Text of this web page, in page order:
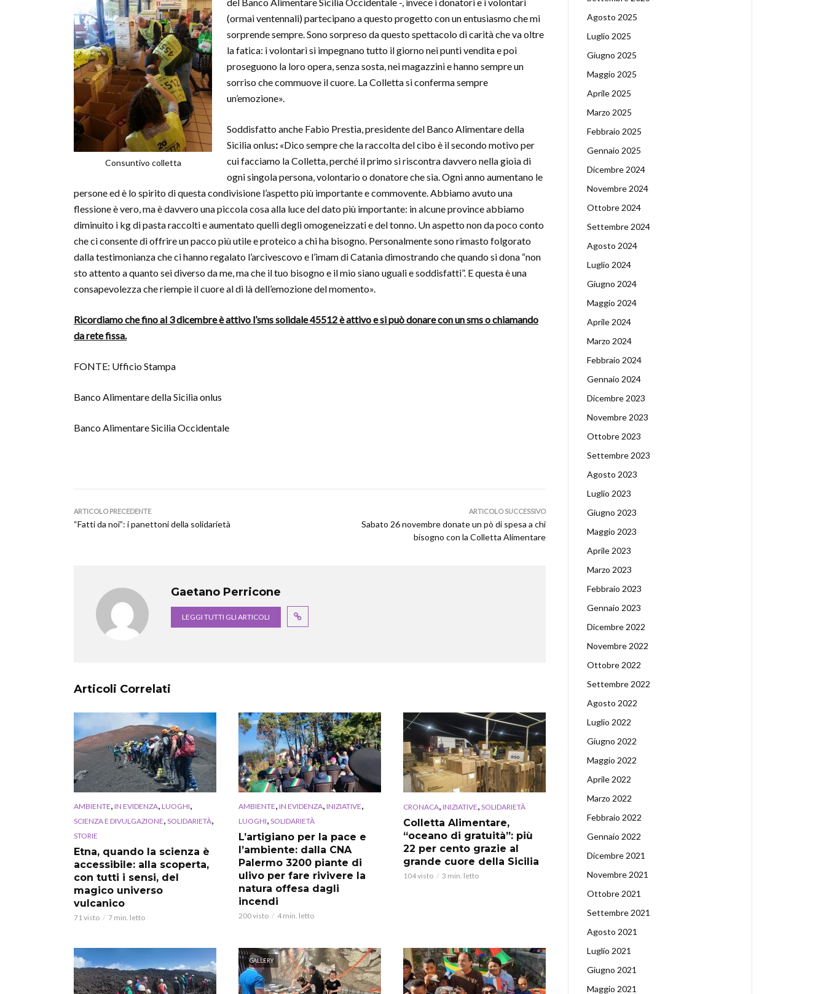
Consuntivo colletta
(ormai ventennali) partecipano a questo progetto con un entusiasmo che mi
sorprende sempre. Sono sorpreso da questo spettacolo di carità che va oltre
la fatica: i volontari si impegnano tutto il giorno nei punti vendita e poi
proseguono la loro opera, senza sosta, nei magazzini e hanno sempre un
sorriso che commuove il cuore. La Colletta si conferma sempre
un’emozione».
Soddisfatto anche Fabio Prestia, presidente del Banco Alimentare della
Sicilia onlus: «Dico sempre che la raccolta del cibo è il secondo motivo per
cui facciamo la Colletta, perché il primo si riscontra davvero nella gioia di
ogni singola persona, volontario o donatore che sia. Ogni anno aumentano le
persone ed è lo spirito di questa condivisione l’aspetto più importante e commovente. Abbiamo avuto una
flessione è vero, ma è davvero una piccola cosa alla luce del dato più importante: in alcune province abbiamo
diminuito i kg di pasta raccolti e aumentato quelli degli omogeneizzati e del tonno. Un aspetto non da poco conto
che ci consente di offrire un pacco più utile e proteico a chi ha bisogno. Personalmente sono rimasto folgorato
dalla testimonianza che ci hanno regalato l’arcivescovo e l’imam di Catania dimostrando che quando si dona “non
sto attento a quanto sei diverso da me, ma che il tuo bisogno e il mio siano uguali e soddisfatti”. E questa è una
consapevolezza che riempie il cuore al di là dell’emozione del momento».
Ricordiamo che fino al 3 dicembre è attivo l’sms solidale 45512 è attivo e si può donare con un sms o chiamando
da rete fissa.
FONTE: Ufficio Stampa
Banco Alimentare della Sicilia onlus
Banco Alimentare Sicilia Occidentale
ARTICOLO PRECEDENTE
“Fatti da noi”: i panettoni della solidarietà
ARTICOLO SUCCESSIVO
Sabato 26 novembre donate un pò di spesa a chi
bisogno con la Colletta Alimentare
Gaetano Perricone
LEGGI TUTTI GLI ARTICOLI
Articoli Correlati
AMBIENTE, IN EVIDENZA, LUOGHI,
SCIENZA E DIVULGAZIONE, SOLIDARIETÀ,
STORIE
Etna, quando la scienza è
accessibile: alla scoperta,
con tutti i sensi, del
magico universo
vulcanico
71 visto 7 min. letto
AMBIENTE, IN EVIDENZA, INIZIATIVE,
LUOGHI, SOLIDARIETÀ
L’artigiano per la pace e
l’ambiente: dalla CNA
Palermo 3200 piante di
ulivo per fare rivivere la
natura offesa dagli
incendi
200 visto 4 min. letto
CRONACA, INIZIATIVE, SOLIDARIETÀ
Colletta Alimentare,
“oceano di gratuità”: più
22 per cento grazie al
grande cuore della Sicilia
104 visto 3 min. letto
GALLERY
Agosto 2025
Luglio 2025
Giugno 2025
Maggio 2025
Aprile 2025
Marzo 2025
Febbraio 2025
Gennaio 2025
Dicembre 2024
Novembre 2024
Ottobre 2024
Settembre 2024
Agosto 2024
Luglio 2024
Giugno 2024
Maggio 2024
Aprile 2024
Marzo 2024
Febbraio 2024
Gennaio 2024
Dicembre 2023
Novembre 2023
Ottobre 2023
Settembre 2023
Agosto 2023
Luglio 2023
Giugno 2023
Maggio 2023
Aprile 2023
Marzo 2023
Febbraio 2023
Gennaio 2023
Dicembre 2022
Novembre 2022
Ottobre 2022
Settembre 2022
Agosto 2022
Luglio 2022
Giugno 2022
Maggio 2022
Aprile 2022
Marzo 2022
Febbraio 2022
Gennaio 2022
Dicembre 2021
Novembre 2021
Ottobre 2021
Settembre 2021
Agosto 2021
Luglio 2021
Giugno 2021
Maggio 2021